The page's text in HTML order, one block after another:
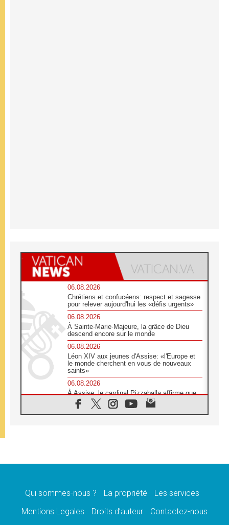
06.08.2026
Chrétiens et confucéens: respect et sagesse
pour relever aujourd'hui les «défis urgents»
06.08.2026
À Sainte-Marie-Majeure, la grâce de Dieu
descend encore sur le monde
06.08.2026
Léon XIV aux jeunes d'Assise: «l'Europe et
le monde cherchent en vous de nouveaux
saints»
06.08.2026
À Assise, le cardinal Pizzaballa affirme que
«les chrétiens veulent la paix»
06.08.2026
message de paix et de dignité humaine»
«La visite du Pape en Uruguay renforcera
l'espérance» affirme Mgr Tróccoli
Qui sommes-nous ? La propriété
Les services
Mentions Legales
Droits d’auteur Contactez-nous